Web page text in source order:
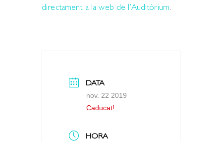
directament a la web de l’Auditòrium.
DATA
nov. 22 2019
Caducat!
HORA